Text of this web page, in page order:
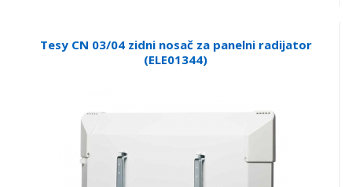
Tesy CN 03/04 zidni nosač za panelni radijator
(ELE01344)